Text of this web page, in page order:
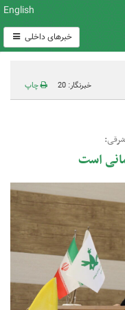
English
خبرهای داخلی
خبرنگار: 20 چاپ
است